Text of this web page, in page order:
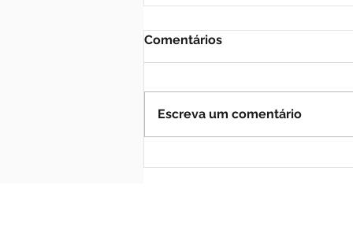
Comentários
Escreva um comentário